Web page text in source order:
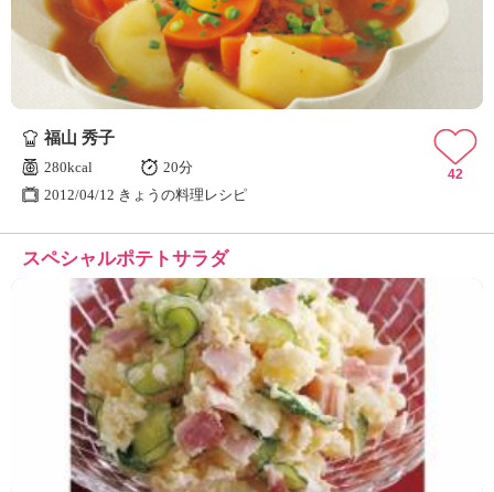
福山 秀子
280kcal
20分
2012/04/12 きょうの料理レシピ
42
スペシャルポテトサラダ